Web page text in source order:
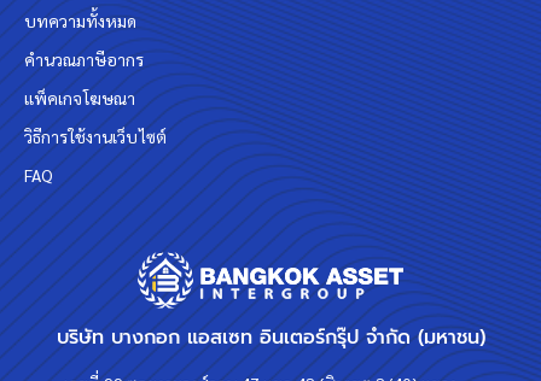
บริษัท บางกอก แอสเซท อินเตอร์กรุ๊ป จำกัด (มหาชน)
บทความทั้งหมด
คำนวณภาษีอากร
แพ็คเกจโฆษณา
วิธีการใช้งานเว็บไซต์
FAQ